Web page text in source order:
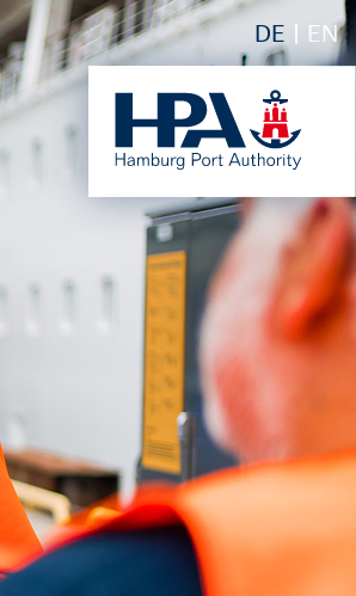
DE EN